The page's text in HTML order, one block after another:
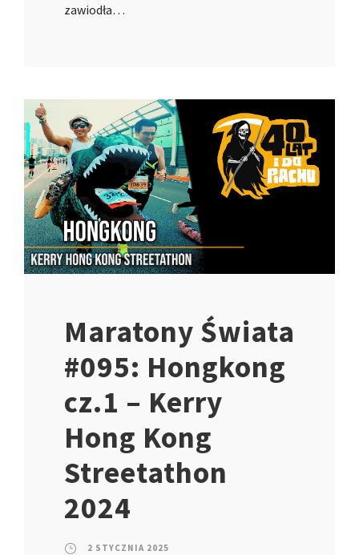
zawiodła…
Maratony Świata
#095: Hongkong
cz.1 – Kerry
Hong Kong
Streetathon
2024
2 STYCZNIA 2025